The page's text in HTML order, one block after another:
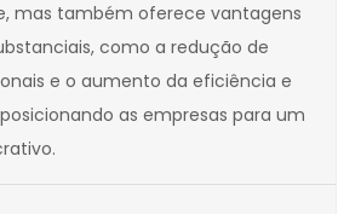
mas também oferece vantagens
como a redução de
e o aumento da eficiência e
as empresas para um